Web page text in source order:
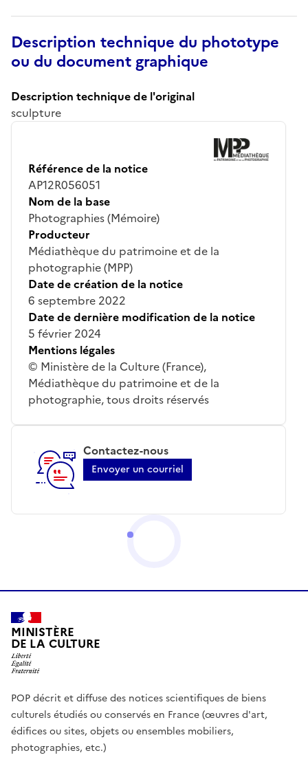
Description technique du phototype
ou du document graphique
Description technique de l'original
sculpture
Référence de la notice
AP12R056051
Nom de la base
Photographies (Mémoire)
Producteur
Médiathèque du patrimoine et de la
photographie (MPP)
Date de création de la notice
6 septembre 2022
Date de dernière modification de la notice
5 février 2024
Mentions légales
© Ministère de la Culture (France),
Médiathèque du patrimoine et de la
photographie, tous droits réservés
Contactez-nous
Envoyer un courriel
MINISTÈRE
DE LA CULTURE
POP décrit et diffuse des notices scientifiques de biens
culturels étudiés ou conservés en France (œuvres d'art,
édifices ou sites, objets ou ensembles mobiliers,
photographies, etc.)